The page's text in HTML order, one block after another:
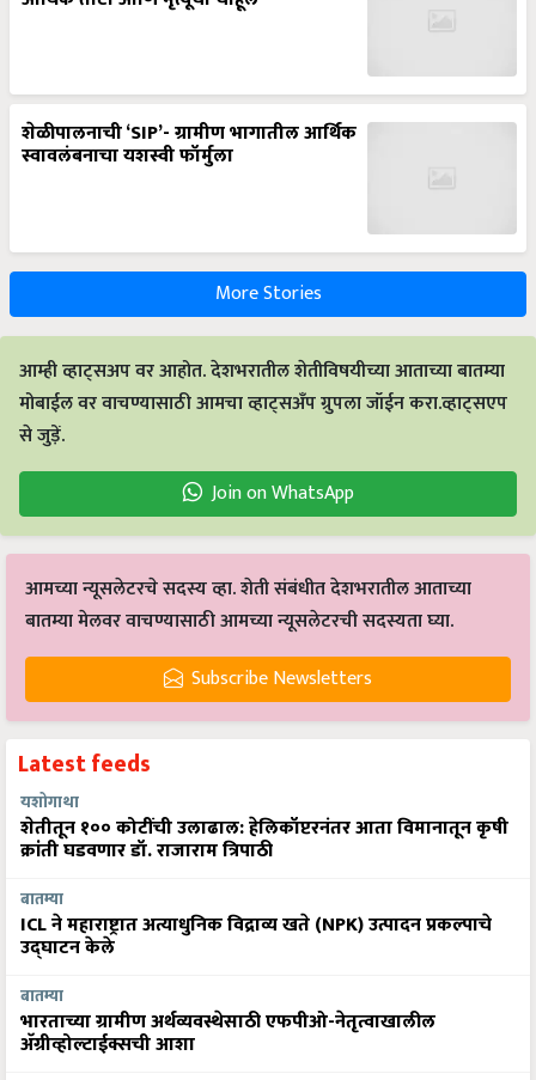
शेळीपालनाची ‘SIP’- ग्रामीण भागातील आर्थिक
स्वावलंबनाचा यशस्वी फॉर्मुला
More Stories
आम्ही व्हाट्सअप वर आहोत. देशभरातील शेतीविषयीच्या आताच्या बातम्या
मोबाईल वर वाचण्यासाठी आमचा व्हाट्सअँप ग्रुपला जॉईन करा.व्हाट्सएप
से जुड़ें.
Join on WhatsApp
आमच्या न्यूसलेटरचे सदस्य व्हा. शेती संबंधीत देशभरातील आताच्या
बातम्या मेलवर वाचण्यासाठी आमच्या न्यूसलेटरची सदस्यता घ्या.
Subscribe Newsletters
Latest feeds
यशोगाथा
शेतीतून १०० कोटींची उलाढाल: हेलिकॉप्टरनंतर आता विमानातून कृषी
क्रांती घडवणार डॉ. राजाराम त्रिपाठी
बातम्या
ICL ने महाराष्ट्रात अत्याधुनिक विद्राव्य खते (NPK) उत्पादन प्रकल्पाचे
उद्घाटन केले
बातम्या
भारताच्या ग्रामीण अर्थव्यवस्थेसाठी एफपीओ-नेतृत्वाखालील
अ‍ॅग्रीव्होल्टाईक्सची आशा